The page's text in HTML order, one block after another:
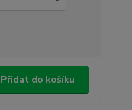
Přidat do košíku